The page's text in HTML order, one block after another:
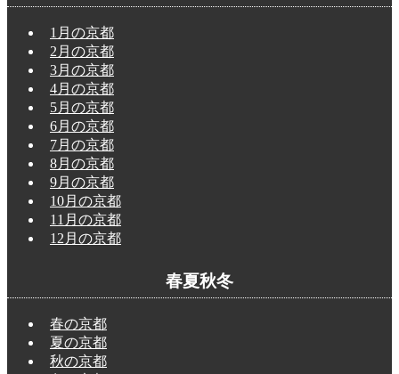
1月の京都
2月の京都
3月の京都
4月の京都
5月の京都
6月の京都
7月の京都
8月の京都
9月の京都
10月の京都
11月の京都
12月の京都
春夏秋冬
春の京都
夏の京都
秋の京都